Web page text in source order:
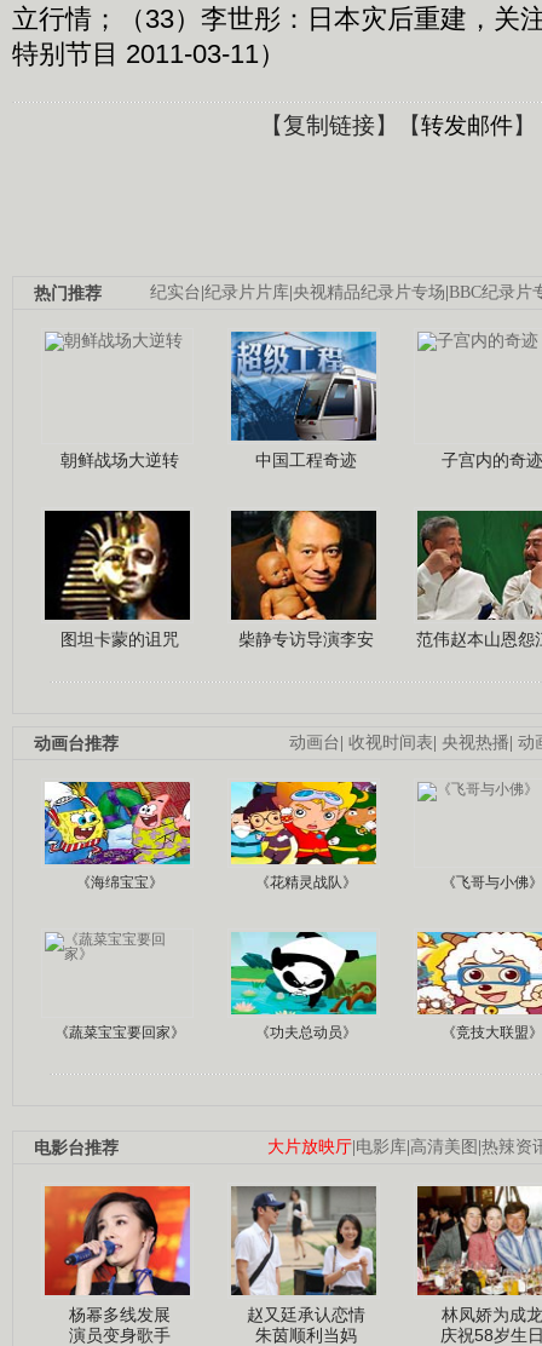
立行情；（33）李世彤：日本灾后重建，关
特别节目 2011-03-11）
【复制链接】【转发邮件】
纪实台|纪录片片库|央视精品纪录片专场|BBC纪录片
热门推荐
朝鲜战场大逆转 中国工程奇迹 子宫内的奇迹
图坦卡蒙的诅咒 柴静专访导演李安 范伟赵本山恩怨
动画台| 收视时间表| 央视热播| 动
动画台推荐
《海绵宝宝》 《花精灵战队》 《飞哥与小佛》
《蔬菜宝宝要回家》 《功夫总动员》 《竞技大联盟》
大片放映厅|电影库|高清美图 |热辣资
电影台推荐
杨幂多线发展
演员变身歌手
赵又廷承认恋情
朱茵顺利当妈
林凤娇为成龙
庆祝58岁生